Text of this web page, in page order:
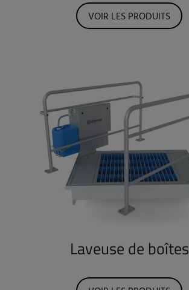
VOIR LES PRODUITS
Laveuse de boîtes